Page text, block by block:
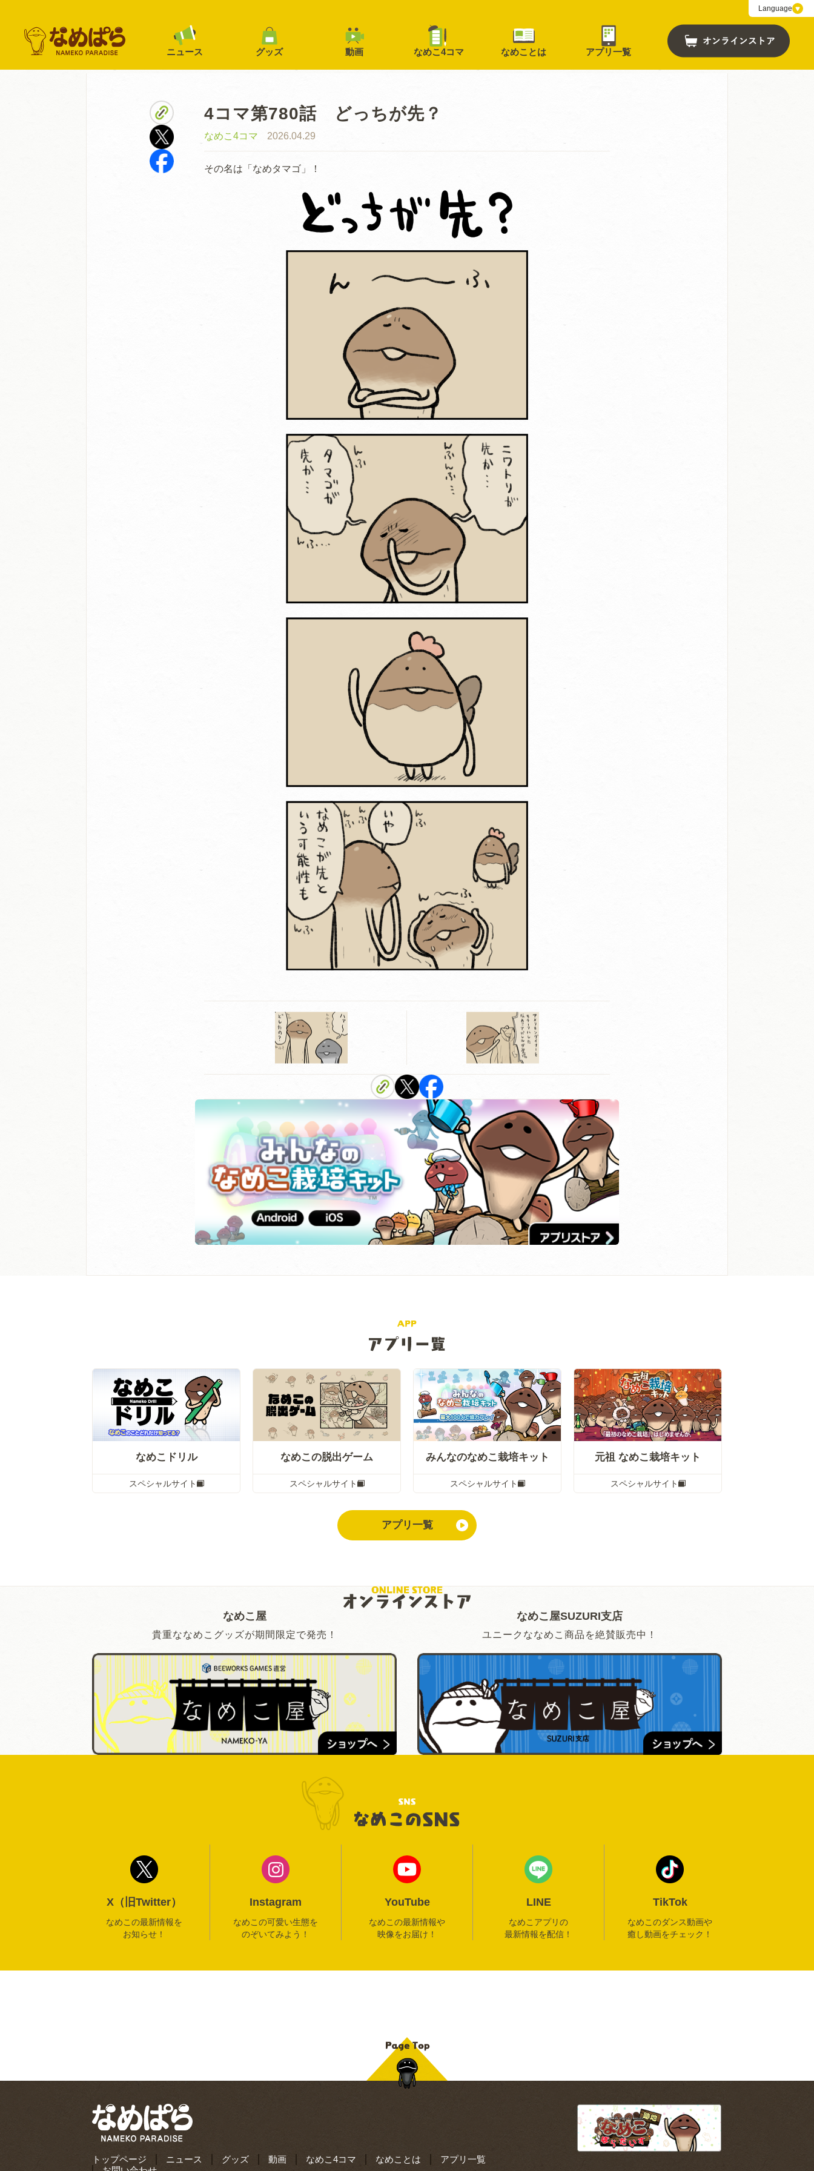
Language
ニュース グッズ 動画 なめこ4コマ なめことは アプリ一覧
4コマ第780話 どっちが先？
なめこ4コマ 2026.04.29
その名は「なめタマゴ」！
なめこドリル
スペシャルサイト
なめこの脱出ゲーム
スペシャルサイト
みんなのなめこ栽培キット
スペシャルサイト
元祖 なめこ栽培キット
スペシャルサイト
アプリ一覧
なめこ屋
貴重ななめこグッズが期間限定で発売！
なめこ屋SUZURI支店
ユニークななめこ商品を絶賛販売中！
X（旧Twitter）
なめこの最新情報を
お知らせ！
Instagram
なめこの可愛い生態を
のぞいてみよう！
YouTube
なめこの最新情報や
映像をお届け！
LINE
なめこアプリの
最新情報を配信！
TikTok
なめこのダンス動画や
癒し動画をチェック！
トップページ ニュース グッズ 動画 なめこ4コマ なめことは
アプリ一覧